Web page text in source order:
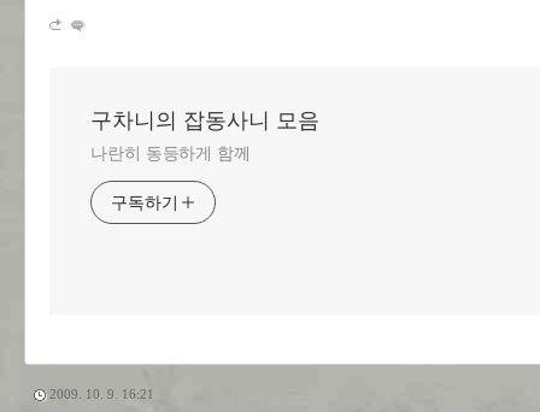
구차니의 잡동사니 모음
나란히 동등하게 함께
구독하기
2009. 10. 9. 16:21